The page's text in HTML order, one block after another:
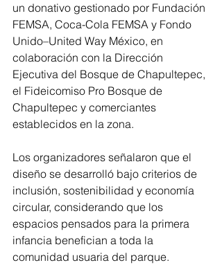
un donativo gestionado por Fundación
FEMSA, Coca-Cola FEMSA y Fondo
Unido–United Way México, en
colaboración con la Dirección
Ejecutiva del Bosque de Chapultepec,
el Fideicomiso Pro Bosque de
Chapultepec y comerciantes
establecidos en la zona.
Los organizadores señalaron que el
diseño se desarrolló bajo criterios de
inclusión, sostenibilidad y economía
circular, considerando que los
espacios pensados para la primera
infancia benefician a toda la
comunidad usuaria del parque.